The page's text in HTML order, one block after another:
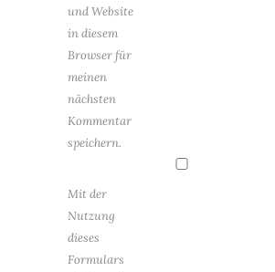
und Website
in diesem
Browser für
meinen
nächsten
Kommentar
speichern.
Mit der
Nutzung
dieses
Formulars